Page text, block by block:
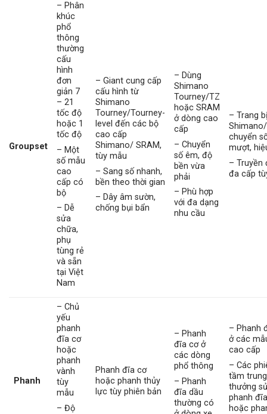
Groupset
– Phân
khúc
phổ
thông
thường
cấu
hình
đơn
giản 7
– 21
tốc độ
hoặc 1
tốc độ
– Một
số mẫu
cao
cấp có
bộ
– Dễ
sửa
chữa,
phụ
tùng rẻ
và sẵn
tại Việt
Nam
– Giant cung cấp
cấu hình từ
Shimano
Tourney/Tourney-
level đến các bộ
cao cấp
Shimano/ SRAM,
tùy mẫu
– Sang số nhanh,
bền theo thời gian
– Dây âm sườn,
chống bụi bẩn
– Dùng
Shimano
Tourney/TZ
hoặc SRAM
ở dòng cao
cấp
– Chuyển
số êm, độ
bền vừa
phải
– Phù hợp
với đa dạng
nhu cầu
– Trang
chuyển
mượt,
– Truyền
đa cấp
Phanh
– Chủ
yếu
phanh
đĩa cơ
hoặc
phanh
vành
tùy
mẫu
– Độ
Phanh đĩa cơ
hoặc phanh thủy
lực tùy phiên bản
– Phanh
đĩa cơ ở
các dòng
phổ thông
– Phanh
đĩa dầu
thường có
– Phanh
ở các
cao cấp
– Các
tầm trung
thưởng
phanh
hoặc